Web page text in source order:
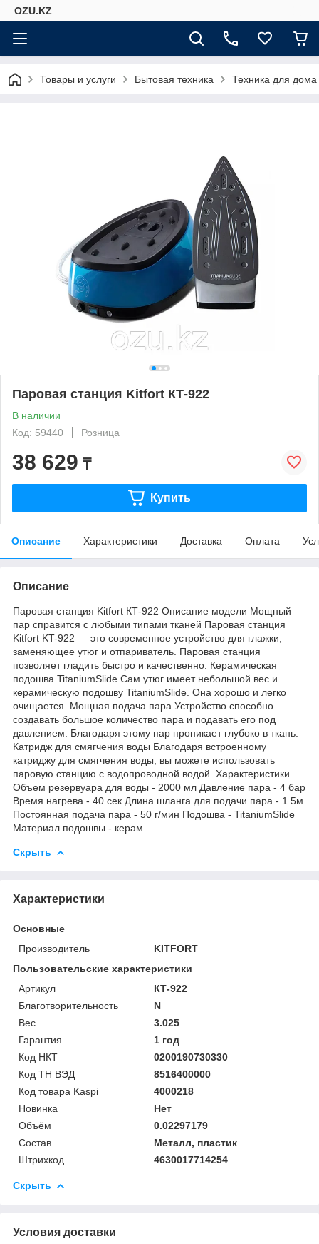
OZU.KZ
Товары и услуги Бытовая техника Техника для дома
Паровая станция Kitfort КТ-922
В наличии
Код: 59440
Розница
38 629 ₸
Купить
Описание Характеристики Доставка Оплата
Описание
Паровая станция Kitfort КТ-922 Описание модели Мощный
пар справится с любыми типами тканей Паровая станция
Kitfort KT-922 — это современное устройство для глажки,
заменяющее утюг и отпариватель. Паровая станция
позволяет гладить быстро и качественно. Керамическая
подошва TitaniumSlide Сам утюг имеет небольшой вес и
керамическую подошву TitaniumSlide. Она хорошо и легко
очищается. Мощная подача пара Устройство способно
создавать большое количество пара и подавать его под
давлением. Благодаря этому пар проникает глубоко в ткань.
Катридж для смягчения воды Благодаря встроенному
катриджу для смягчения воды, вы можете использовать
паровую станцию с водопроводной водой. Характеристики
Объем резервуара для воды - 2000 мл Давление пара - 4 бар
Время нагрева - 40 сек Длина шланга для подачи пара - 1.5м
Постоянная подача пара - 50 г/мин Подошва - TitaniumSlide
Материал подошвы - керам
Скрыть
Характеристики
Основные
Производитель
KITFORT
Пользовательские характеристики
Артикул
КТ-922
Благотворительность
N
Вес
3.025
Гарантия
1 год
Код НКТ
0200190730330
Код ТН ВЭД
8516400000
Код товара Kaspi
4000218
Новинка
Нет
Объём
0.02297179
Состав
Металл, пластик
Штрихкод
4630017714254
Скрыть
Условия доставки